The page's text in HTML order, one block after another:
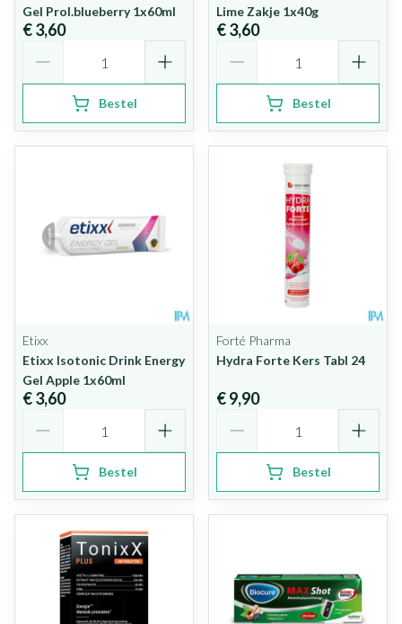
Gel Prol.blueberry 1x60ml
€ 3,60
Bestel
Lime Zakje 1x40g
€ 3,60
Bestel
Etixx
Etixx Isotonic Drink Energy
Gel Apple 1x60ml
€ 3,60
Bestel
Forté Pharma
Hydra Forte Kers Tabl 24
€ 9,90
Bestel